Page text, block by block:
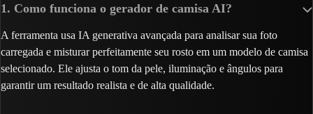
1. Como funciona o gerador de camisa AI?
A ferramenta usa IA generativa avançada para analisar sua foto
carregada e misturar perfeitamente seu rosto em um modelo de camisa
selecionado. Ele ajusta o tom da pele, iluminação e ângulos para
garantir um resultado realista e de alta qualidade.